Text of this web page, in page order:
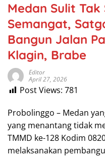
Medan Sulit
Semangat,
Bangun Jalan
Klagin, Brabe
Editor
April 27, 2026
Post Views: 781
Probolinggo – Medan
yang menantang tidak
TMMD ke-128 Kodim
melaksanakan